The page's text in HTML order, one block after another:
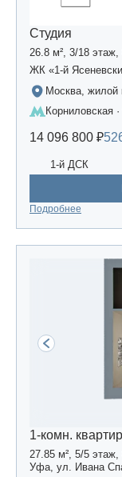
Студия
26.8 м², 3/18
ЖК «1-й
Москва, жилой
Корниловская
14 096 800 ₽
1-й ДСК
Подробнее
1-комн.
27.85 м², 5/5
Уфа, ул. Ивана